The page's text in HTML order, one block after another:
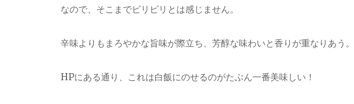
なので、そこまでピリピリとは感じません。
辛味よりもまろやかな旨味が際立ち、芳醇な味わいと香りが重なりあう。
HPにある通り、これは白飯にのせるのがたぶん一番美味しい！